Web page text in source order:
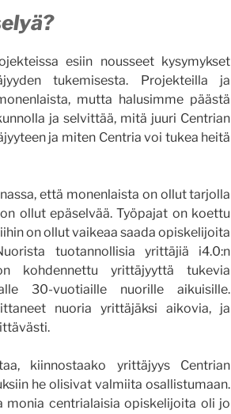
esiin nousseet kysymykset
tukemisesta. Projekteilla ja
mutta halusimme päästä
ja selvittää, mitä juuri Centrian
ja miten Centria voi tukea heitä
että monenlaista on ollut tarjolla
ollut epäselvää. Työpajat on koettu
on ollut vaikeaa saada opiskelijoita
tuotannollisia yrittäjiä i4.0:n
kohdennettu yrittäjyyttä tukevia
30-vuotiaille nuorille aikuisille.
nuoria yrittäjäksi aikovia, ja
kiinnostaako yrittäjyys Centrian
he olisivat valmiita osallistumaan.
monia centrialaisia opiskelijoita oli jo